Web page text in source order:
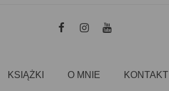
KSIĄŻKI O MNIE KONTAKT